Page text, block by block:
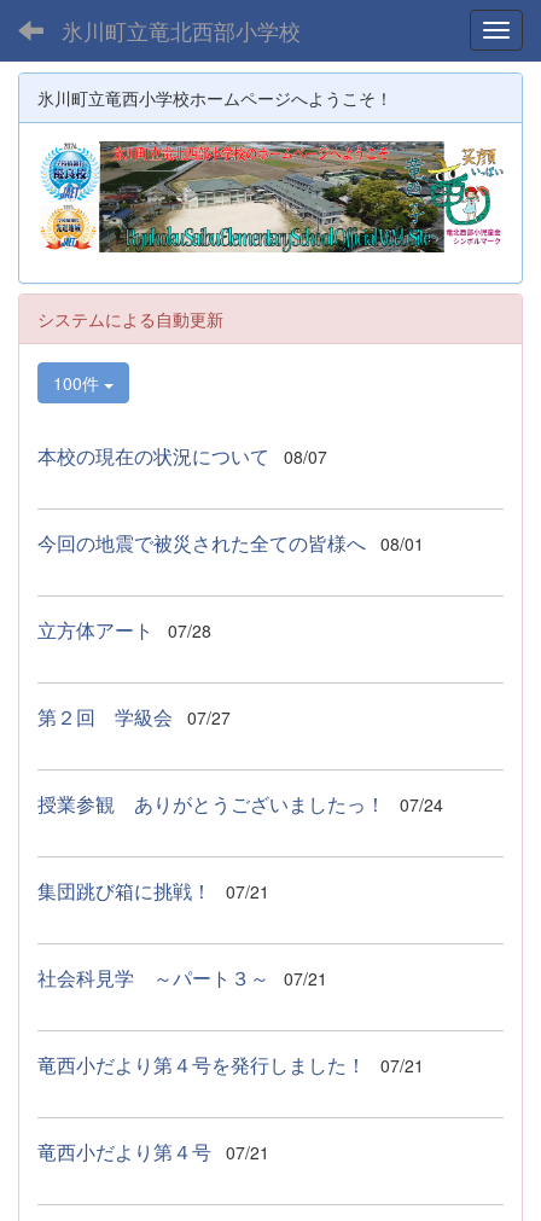
氷川町立竜北西部小学校
氷川町立竜西小学校ホームページへようこそ！
システムによる自動更新
100件
本校の現在の状況について 08/07
今回の地震で被災された全ての皆様へ 08/01
立方体アート 07/28
第２回 学級会 07/27
授業参観 ありがとうございましたっ！ 07/24
集団跳び箱に挑戦！ 07/21
社会科見学 ～パート３～ 07/21
竜西小だより第４号を発行しました！ 07/21
竜西小だより第４号 07/21